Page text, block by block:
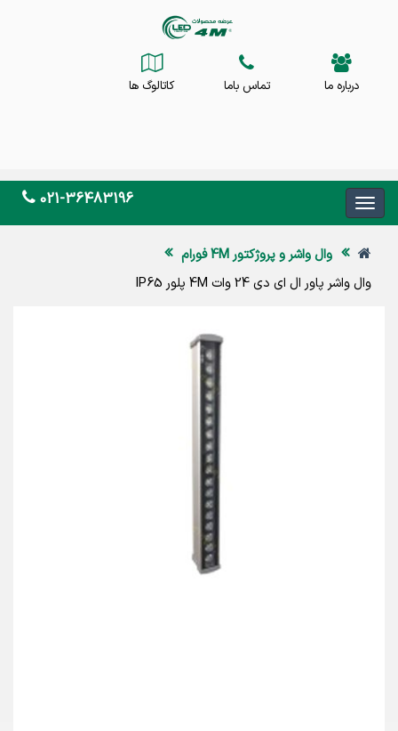
درباره ما تماس باما کاتالوگ ها
021-36483196
وال واشر و پروژکتور 4M فورام
وال واشر پاور ال ای دی 24 وات 4M پلور IP65